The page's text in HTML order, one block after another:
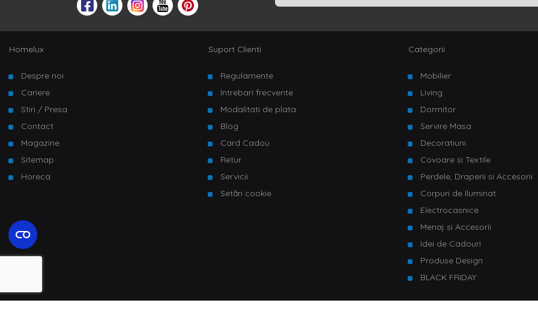
Homelux
Despre noi
Cariere
Stiri / Presa
Contact
Magazine
Sitemap
Horeca
Suport Clienti
Regulamente
Intrebari frecvente
Modalitati de plata
Blog
Card Cadou
Retur
Servicii
Setări cookie
Categorii
Mobilier
Living
Dormitor
Servire Masa
Decoratiuni
Covoare si Textile
Perdele, Draperii si Accesorii
Corpuri de Iluminat
Electrocasnice
Menaj si Accesorii
Idei de Cadouri
Produse Design
BLACK FRIDAY